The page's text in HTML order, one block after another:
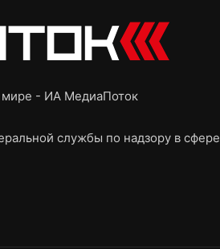
мире - ИА МедиаПоток
службы по надзору в сфере